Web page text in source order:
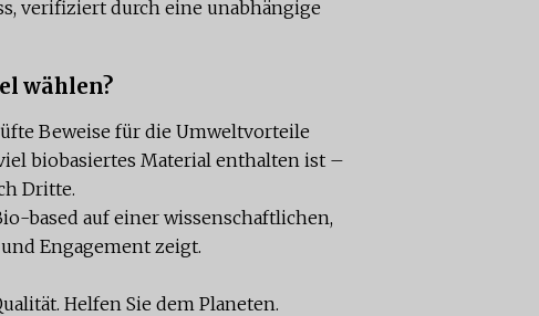
verifiziert durch eine unabhängige
wählen?
Beweise für die Umweltvorteile
biobasiertes Material enthalten ist –
Dritte.
based auf einer wissenschaftlichen,
Engagement zeigt.
Helfen Sie dem Planeten.